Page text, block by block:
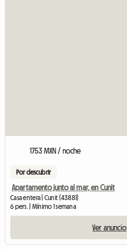
1753 MXN / noche
Por descubrir
Apartamento junto al mar, en Cunit
Casa entera | Cunit (43881)
6 pers. | Mínimo 1 semana
Ver anuncio